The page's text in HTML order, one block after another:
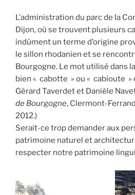
L’administration du parc de la
Dijon, où se trouvent plusieurs
indûment un terme d’origine
le sillon rhodanien et se
Bourgogne. Le mot utilisé dans
bien « cabotte » ou « cabioute »
Gérard Taverdet et Danièle
de Bourgogne, Clermont-
2012.)
Serait-ce trop demander aux
patrimoine naturel et
respecter notre patrimoine